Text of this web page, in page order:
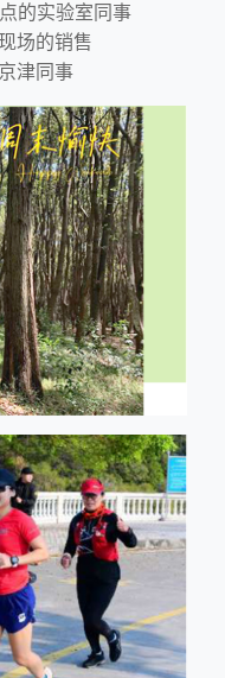
的实验室同事
场的销售
津同事